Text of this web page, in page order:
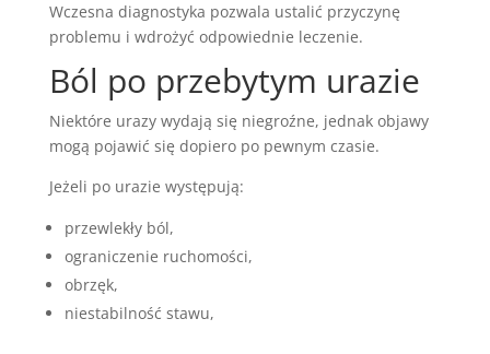
Wczesna diagnostyka pozwala ustalić przyczynę
problemu i wdrożyć odpowiednie leczenie.
Ból po przebytym urazie
Niektóre urazy wydają się niegroźne, jednak objawy
mogą pojawić się dopiero po pewnym czasie.
Jeżeli po urazie występują:
przewlekły ból,
ograniczenie ruchomości,
obrzęk,
niestabilność stawu,